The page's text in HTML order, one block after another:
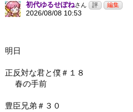
初代ゆるせぽねさん
2026/08/08 10:53
明日
正反対な君と僕＃１８
春の手前
豊臣兄弟＃３０